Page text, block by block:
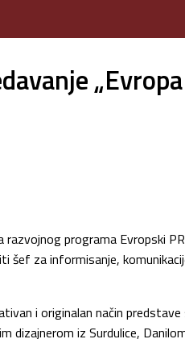
programa Evropski
šef za informisanje,
i originalan način
dizajnerom iz Surdulice,